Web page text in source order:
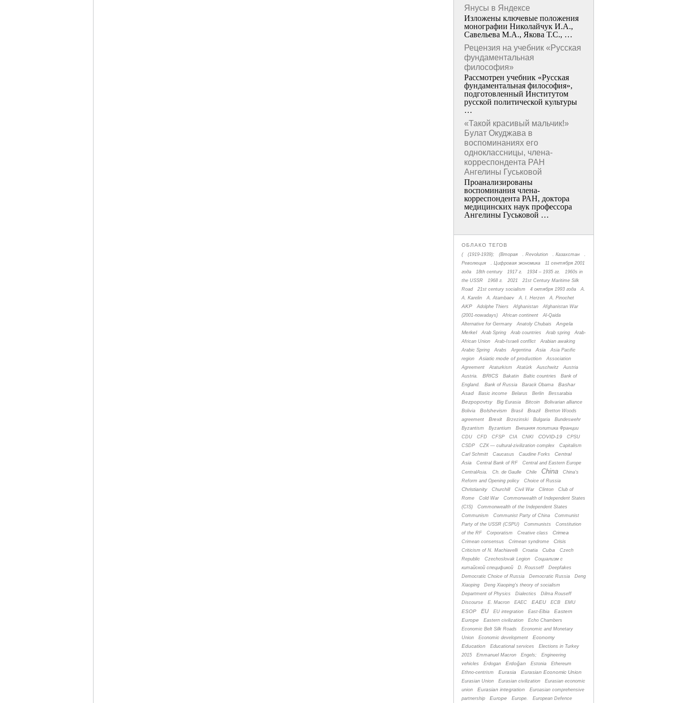
Янусы в Яндексе
Изложены ключевые положения
монографии Николайчук И.А.,
Савельева М.А., Якова Т.С., …
Рецензия на учебник «Русская
фундаментальная
философия»
Рассмотрен учебник «Русская
фундаментальная философия»,
подготовленный Институтом
русской политической культуры
…
«Такой красивый мальчик!»
Булат Окуджава в
воспоминаниях его
одноклассницы, члена-
корреспондента РАН
Ангелины Гуськовой
Проанализированы
воспоминания члена­
корреспондента РАН, доктора
медицинских наук профессора
Ангелины Гуськовой …
ОБЛАКО ТЕГОВ
( (1919-1939); (Вторая . Revolution . Казахстан
.
Революция
. Цифровая экономика
11 сентября 2001
года
18th century 1917 г. 1934 – 1935 гг.
1960s in
the USSR
1968 г. 2021
21st Century Maritime Silk
Road
21st century socialism 4 октября 1993 года
A.
A. Karelin
A. Atambaev A. I. Herzen A. Pinochet
AKP Adolphe Thiers Afghanistan
Afghanistan War
(2001-nowadays)
African continent
Al-Qaida
Alternative for Germany
Anatoly Chubais
Angela
Merkel
Arab Spring Arab countries Arab spring
Arab-
African Union
Arab-Israeli conflict
Arabian awaking
Arabic Spring
Arabs Argentina Asia
Asia Pacific
region
Asiatic mode of production
Association
Agreement
Ataturkism Atatürk Auschwitz
Austria
Austria.
BRICS Bakatin Baltic countries
Bank of
England.
Bank of Russia Barack Obama
Bashar
Asad
Basic income Belarus Berlin Bessarabia
Bezpopovtsy Big Eurasia Bitcoin
Bolivarian alliance
Bolivia
Bolshevism Brasil Brazil
Bretton Woods
agreement
Brexit Brzezinski Bulgaria
Bundeswehr
Byzantism
Byzantium
Bнешняя политика Франции
CDU
CFD CFSP CIA CNKI COVID-19
CPSU
CSDP
CZК — cultural-zivilization complex
Capitalism
Carl Schmitt
Caucasus Caudine Forks
Central
Asia
Central Bank of RF
Central and Eastern Europe
CentralAsia.
Ch. de Gaulle Chile China
China's
Reform and Opening policy
Choice of Russia
Christianity Churchill Civil War Clinton
Club of
Rome
Cold War
Commonwealth of Independent States
(CIS)
Commonwealth of the Independent States
Communism
Communist Party of China
Communist
Party of the USSR (CSPU)
Communists
Constitution
of the RF
Corporatism Creative class Crimea
Crimean consensus Crimean syndrome Crisis
Criticism of N. Machiavelli Croatia Cuba
Czech
Republic
Czechoslovak Legion
Cоциализм с
китайской спецификой
D. Rousseff
Deepfakes
Democratic Choice of Russia
Democratic Russia
Deng
Xiaoping
Deng Xiaoping's theory of socialism
Department of Physics
Dialectics
Dilma Rouseff
Discourse
E. Macron EAEC EAEU ECB EMU
ESOP EU EU integration East-Elbia
Eastern
Europe
Eastern civilization
Echo Chambers
Economic Belt Silk Roads
Economic and Monetary
Union
Economic development
Economy
Education
Educational services
Elections in Turkey
2015
Emmanuel Macron Engels;
Engineering
vehicles
Erdogan Erdoğan Estonia
Ethereum
Ethno-centrism
Eurasia Eurasian Economic Union
Eurasian Union Eurasian civilization
Eurasian economic
union
Eurasian integration
Euroasian comprehensive
partnership
Europe Europe.
European Defence